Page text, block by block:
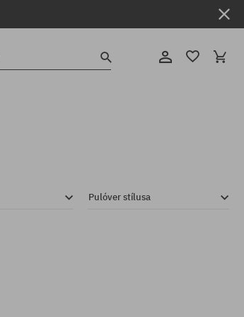
Pulóver stílusa